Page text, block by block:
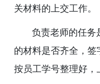
关材料的上交工作。
负责老师的任务
的材料是否齐全， 签
按员工学号整理好，